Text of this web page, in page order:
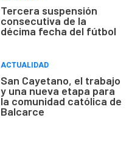
Tercera suspensión
consecutiva de la
décima fecha del fútbol
ACTUALIDAD
San Cayetano, el trabajo
y una nueva etapa para
la comunidad católica de
Balcarce